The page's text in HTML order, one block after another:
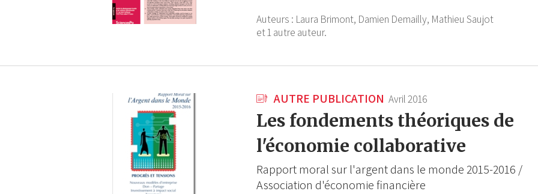
Auteurs : Laura Brimont, Damien Demailly, Mathieu Saujot
et 1 autre auteur.
AUTRE PUBLICATION Avril 2016
Les fondements théoriques de
l'économie collaborative
Rapport moral sur l'argent dans le monde 2015-2016 /
Association d'économie financière